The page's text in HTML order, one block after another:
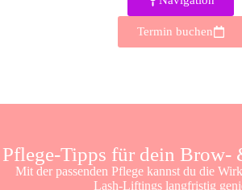
Termin buchen
Pflege-Tipps für dein
Mit der passenden Pflege kannst du die
Lash-Liftings langfristig